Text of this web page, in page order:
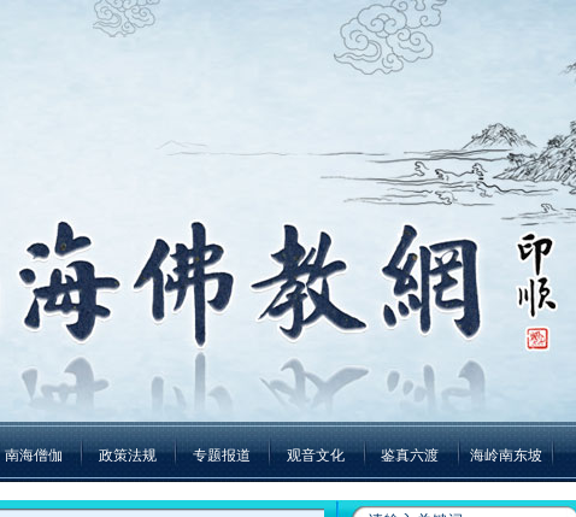
南海僧伽 政策法规 专题报道 观音文化 鉴真六渡 海岭南东坡